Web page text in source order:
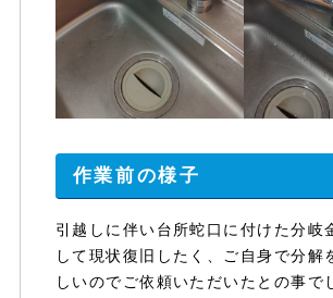
作業前の様子
引越しに伴い台所蛇口に付けた分岐
して現状復旧したく、ご自身で分解
しいのでご依頼いただいたとの事で